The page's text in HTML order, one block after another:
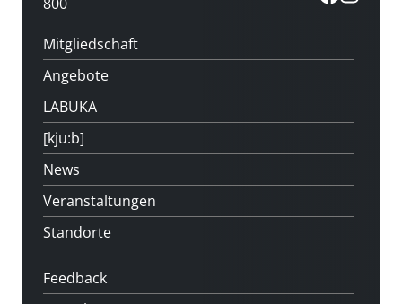
800
Mitgliedschaft
Angebote
LABUKA
[kju:b]
News
Veranstaltungen
Standorte
Feedback